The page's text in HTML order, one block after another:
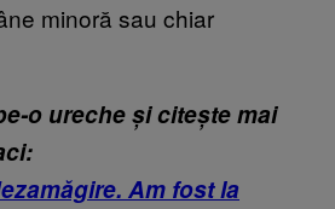
minoră sau chiar
o ureche și citește mai
Am fost la